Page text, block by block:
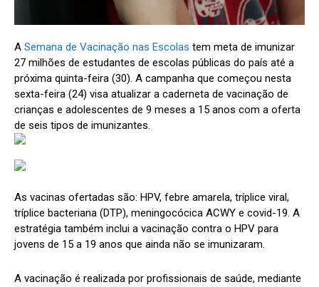
A Semana de Vacinação nas Escolas tem meta de imunizar
27 milhões de estudantes de escolas públicas do país até a
próxima quinta-feira (30). A campanha que começou nesta
sexta-feira (24) visa atualizar a caderneta de vacinação de
crianças e adolescentes de 9 meses a 15 anos com a oferta
de seis tipos de imunizantes.
As vacinas ofertadas são: HPV, febre amarela, tríplice viral,
tríplice bacteriana (DTP), meningocócica ACWY e covid-19. A
estratégia também inclui a vacinação contra o HPV para
jovens de 15 a 19 anos que ainda não se imunizaram.
A vacinação é realizada por profissionais de saúde, mediante